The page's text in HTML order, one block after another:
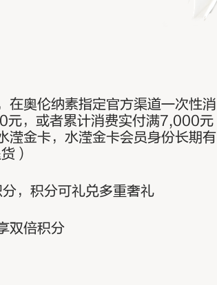
在奥伦纳素指定官方渠道一次性消
元，或者累计消费实付满7,000元
滢金卡，水滢金卡会员身份长期有
）
，积分可礼兑多重奢礼
双倍积分